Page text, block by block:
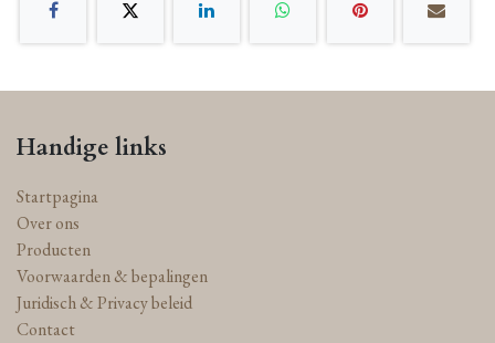
Handige links
Startpagina
Over ons
Producten
Voorwaarden & bepalingen
Juridisch & Privacy beleid
Contact